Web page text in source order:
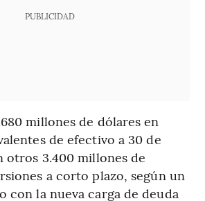
PUBLICIDAD
millones de dólares en
de efectivo a 30 de
3.400 millones de
a corto plazo, según un
con la nueva carga de deuda